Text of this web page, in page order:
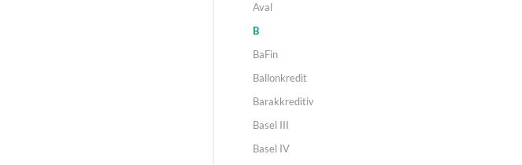
Aval
B
BaFin
Ballonkredit
Barakkreditiv
Basel III
Basel IV